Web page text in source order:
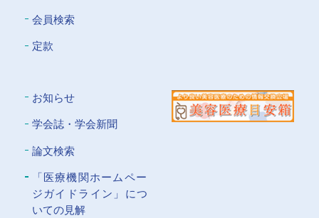
会員検索
定款
お知らせ
学会誌・学会新聞
論文検索
「医療機関ホームペー
ジガイドライン」につ
いての⾒解